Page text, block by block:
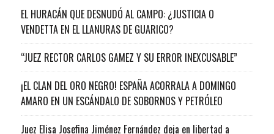
EL HURACÁN QUE DESNUDÓ AL CAMPO: ¿JUSTICIA O
VENDETTA EN EL LLANURAS DE GUARICO?
“JUEZ RECTOR CARLOS GAMEZ Y SU ERROR INEXCUSABLE”
¡EL CLAN DEL ORO NEGRO! ESPAÑA ACORRALA A DOMINGO
AMARO EN UN ESCÁNDALO DE SOBORNOS Y PETRÓLEO
Juez Elisa Josefina Jiménez Fernández deja en libertad a